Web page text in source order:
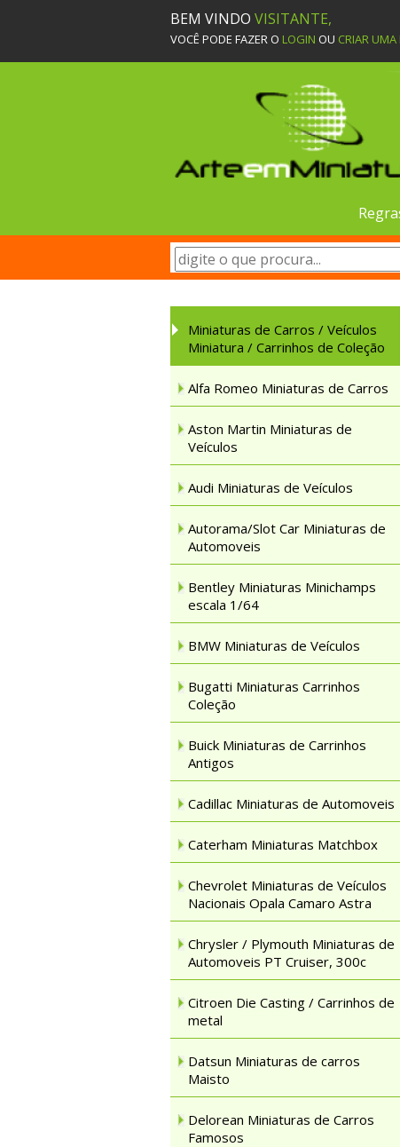
BEM VINDO VISITANTE,
VOCÊ PODE FAZER O LOGIN OU CRIAR
Miniaturas de Carros / Veículos
Miniatura / Carrinhos de Coleção
Alfa Romeo Miniaturas de Carros
Aston Martin Miniaturas de
Veículos
Audi Miniaturas de Veículos
Autorama/Slot Car Miniaturas de
Automoveis
Bentley Miniaturas Minichamps
escala 1/64
BMW Miniaturas de Veículos
Bugatti Miniaturas Carrinhos
Coleção
Buick Miniaturas de Carrinhos
Antigos
Cadillac Miniaturas de Automoveis
Caterham Miniaturas Matchbox
Chevrolet Miniaturas de Veículos
Nacionais Opala Camaro Astra
Chrysler / Plymouth Miniaturas de
Automoveis PT Cruiser, 300c
Citroen Die Casting / Carrinhos de
metal
Datsun Miniaturas de carros
Maisto
Delorean Miniaturas de Carros
Famosos